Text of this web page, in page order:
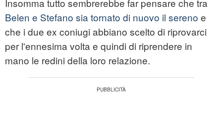
Insomma tutto sembrerebbe far pensare che tra
Belen e Stefano sia tornato di nuovo il sereno e
che i due ex coniugi abbiano scelto di riprovarci
per l'ennesima volta e quindi di riprendere in
mano le redini della loro relazione.